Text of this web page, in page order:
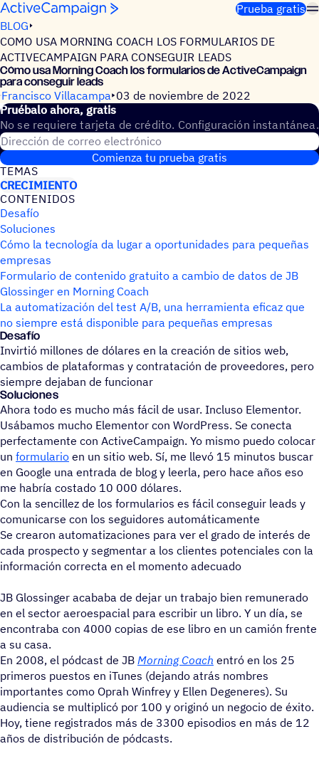
Saltar al contenido
Prueba gratis
BLOG
COMO USA MORNING COACH LOS FORMULARIOS DE
ACTIVECAMPAIGN PARA CONSEGUIR LEADS
Cómo usa Morning Coach los formu­la­rios de ActiveCampaign
para conseguir leads
Francisco Villacampa 03 de noviembre de 2022
Prué­balo ahora, gratis
No se requiere tarjeta de crédito. Configuración instantánea.
Dirección de correo electrónico
Comienza tu prueba gratis
TEMAS
CRECIMIENTO
CONTE­NI­DOS
Desafío
Soluciones
Cómo la tecnología da lugar a oportunidades para pequeñas
empresas
Formulario de contenido gratuito a cambio de datos de JB
Glossinger en Morning Coach
La automatización del test A/B, una herramienta eficaz que
no siempre está disponible para pequeñas empresas
Desafío
Invirtió millones de dólares en la creación de sitios web,
cambios de plataformas y contratación de proveedores, pero
siempre dejaban de funcionar
Solu­cio­nes
Ahora todo es mucho más fácil de usar. Incluso Elementor.
Usábamos mucho Elementor con WordPress. Se conecta
perfectamente con ActiveCampaign. Yo mismo puedo colocar
un formulario en un sitio web. Sí, me llevó 15 minutos buscar
en Google una entrada de blog y leerla, pero hace años eso
me habría costado 10 000 dólares.
Con la sencillez de los formularios es fácil conseguir leads y
comunicarse con los seguidores automáticamente
Se crearon automatizaciones para ver el grado de interés de
cada prospecto y segmentar a los clientes potenciales con la
información correcta en el momento adecuado
JB Glossinger acababa de dejar un trabajo bien remunerado
en el sector aeroespacial para escribir un libro. Y un día, se
encontraba con 4000 copias de ese libro en un camión frente
a su casa.
En 2008, el pódcast de JB Morning Coach entró en los 25
primeros puestos en iTunes (dejando atrás nombres
importantes como Oprah Winfrey y Ellen Degeneres). Su
audiencia se multiplicó por 100 y originó un negocio de éxito.
Hoy, tiene registrados más de 3300 episodios en más de 12
años de distribución de pódcasts.